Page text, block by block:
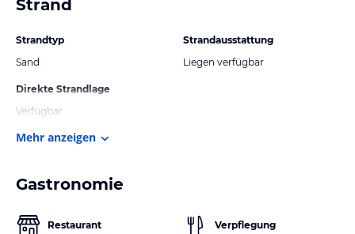
Strand
Strandtyp
Sand
Direkte Strandlage
Verfügbar
Strandausstattung
Liegen verfügbar
Mehr anzeigen
Gastronomie
Restaurant Verpflegung